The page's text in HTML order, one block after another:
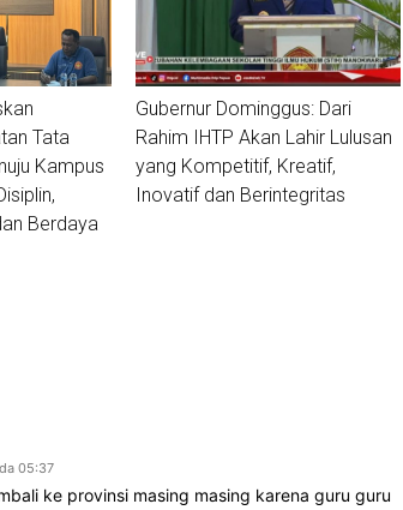
Tata
Kampus
Berdaya
Gubernur Dominggus: Dari
Rahim IHTP Akan Lahir Lulusan
yang Kompetitif, Kreatif,
Inovatif dan Berintegritas
05:37
ke provinsi masing masing karena guru guru